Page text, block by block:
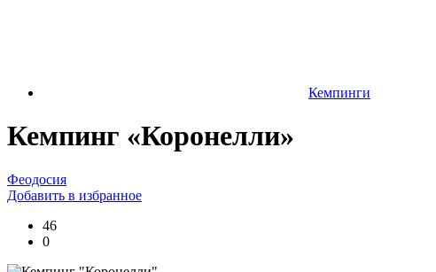
Кемпинги
Кемпинг «Коронелли»
Феодосия
Добавить в избранное
46
0